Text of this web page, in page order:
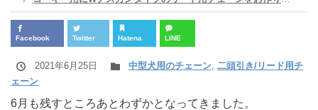
Facebook Twitter Hatena LINE
2021年6月25日 中型犬用のチェーン, 二頭引き/リード用チ
ェーン
6月も残すところあとわずかとなってきました。